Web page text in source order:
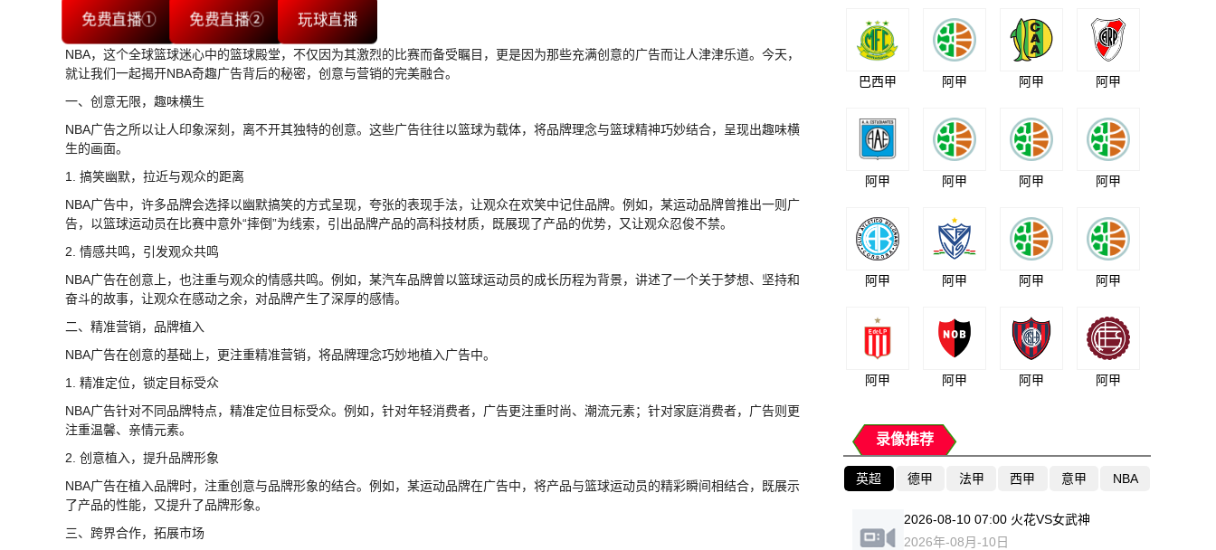
免费直播① 免费直播② 玩球直播
NBA，这个全球篮球迷心中的篮球殿堂，不仅因为其激烈的比赛而备受瞩目，更是因为那些充满创意的广告而让人津津乐道。今天，
就让我们一起揭开NBA奇趣广告背后的秘密，创意与营销的完美融合。
一、创意无限，趣味横生
NBA广告之所以让人印象深刻，离不开其独特的创意。这些广告往往以篮球为载体，将品牌理念与篮球精神巧妙结合，呈现出趣味横
生的画面。
1. 搞笑幽默，拉近与观众的距离
NBA广告中，许多品牌会选择以幽默搞笑的方式呈现，夸张的表现手法，让观众在欢笑中记住品牌。例如，某运动品牌曾推出一则广
告，以篮球运动员在比赛中意外“摔倒”为线索，引出品牌产品的高科技材质，既展现了产品的优势，又让观众忍俊不禁。
2. 情感共鸣，引发观众共鸣
NBA广告在创意上，也注重与观众的情感共鸣。例如，某汽车品牌曾以篮球运动员的成长历程为背景，讲述了一个关于梦想、坚持和
奋斗的故事，让观众在感动之余，对品牌产生了深厚的感情。
二、精准营销，品牌植入
NBA广告在创意的基础上，更注重精准营销，将品牌理念巧妙地植入广告中。
1. 精准定位，锁定目标受众
NBA广告针对不同品牌特点，精准定位目标受众。例如，针对年轻消费者，广告更注重时尚、潮流元素；针对家庭消费者，广告则更
注重温馨、亲情元素。
2. 创意植入，提升品牌形象
NBA广告在植入品牌时，注重创意与品牌形象的结合。例如，某运动品牌在广告中，将产品与篮球运动员的精彩瞬间相结合，既展示
了产品的性能，又提升了品牌形象。
三、跨界合作，拓展市场
巴西甲 阿甲 阿甲 阿甲
阿甲 阿甲 阿甲 阿甲
阿甲 阿甲 阿甲 阿甲
阿甲 阿甲 阿甲 阿甲
录像推荐
英超 德甲 法甲 西甲 意甲 NBA
2026-08-10 07:00 火花VS女武神
2026年-08月-10日